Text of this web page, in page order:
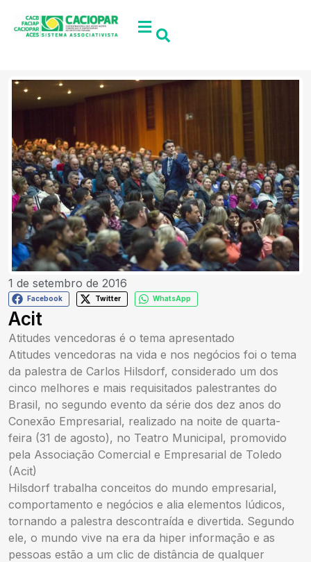
1 de setembro de 2016
Facebook Twitter WhatsApp
Acit
Atitudes vencedoras é o tema apresentado
Atitudes vencedoras na vida e nos negócios foi o tema
da palestra de Carlos Hilsdorf, considerado um dos
cinco melhores e mais requisitados palestrantes do
Brasil, no segundo evento da série dos dez anos do
Conexão Empresarial, realizado na noite de quarta-
feira (31 de agosto), no Teatro Municipal, promovido
pela Associação Comercial e Empresarial de Toledo
(Acit)
Hilsdorf trabalha conceitos do mundo empresarial,
comportamento e negócios e alia elementos lúdicos,
tornando a palestra descontraída e divertida. Segundo
ele, o mundo vive na era da hiper informação e as
pessoas estão a um clic de distância de qualquer